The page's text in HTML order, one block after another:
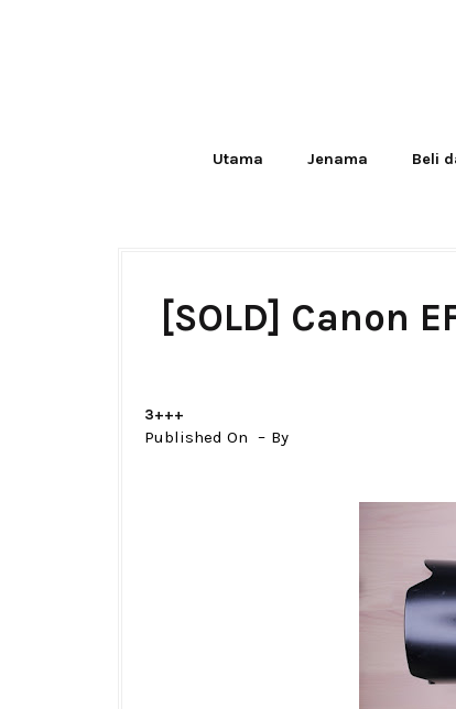
Utama Jenama Beli
[SOLD] Canon
3+++
Published On By